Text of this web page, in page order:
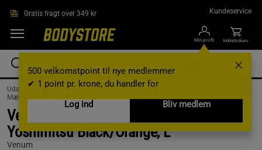
Gratis fragt over 349 kr Kundeservice
Min profil
500 velkomstpoint til nye medlemmer
✔ 1 point pr. krone, du handler for
Log ind
Bliv medlem
Indkøbskurv
Udstyr og tilbehør /Kampsport /Kampsportstøj /
Mænd /Bokseshorts
Venum x TEKKEN 8 Fight Shorts
Yoshimitsu Black/Orange, L
Venum